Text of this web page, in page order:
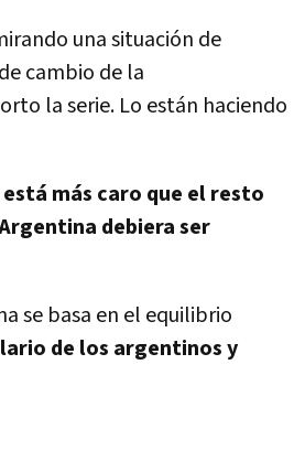
una situación de
cambio de la
la serie. Lo están haciendo
más caro que el resto
debiera ser
se basa en el equilibrio
de los argentinos y